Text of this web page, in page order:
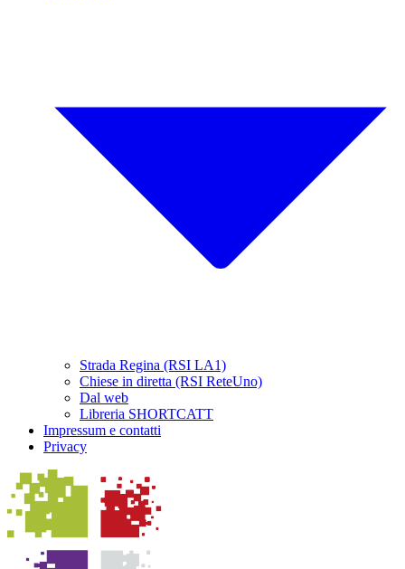
Strada Regina (RSI LA1)
Chiese in diretta (RSI ReteUno)
Dal web
Libreria SHORTCATT
Impressum e contatti
Privacy